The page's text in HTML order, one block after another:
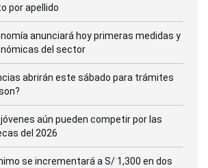
por apellido
anunciará hoy primeras medidas y
del sector
abrirán este sábado para trámites
jóvenes aún pueden competir por las
del 2026
se incrementará a S/ 1,300 en dos